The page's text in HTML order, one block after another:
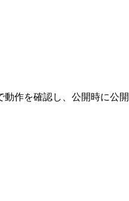
作を確認し、公開時に公